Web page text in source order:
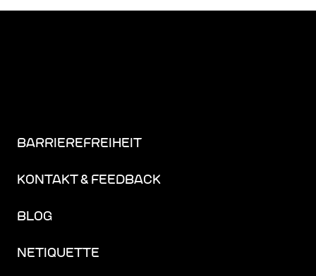
BARRIEREFREIHEIT
KONTAKT & FEEDBACK
BLOG
NETIQUETTE